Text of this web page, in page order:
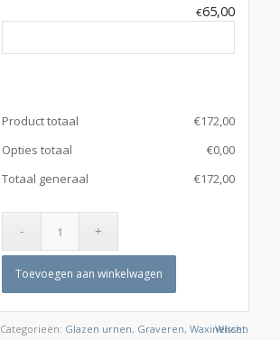
Wissen
€65,00
Product totaal €172,00
Opties totaal
€0,00
Totaal generaal
€172,00
Toevoegen aan winkelwagen
Categorieën: Glazen urnen, Graveren, Waxinelicht